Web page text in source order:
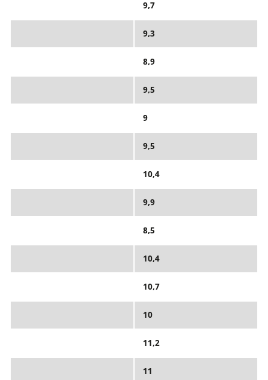
9,7
9,3
8,9
9,5
9
9,5
10,4
9,9
8,5
10,4
10,7
10
11,2
11